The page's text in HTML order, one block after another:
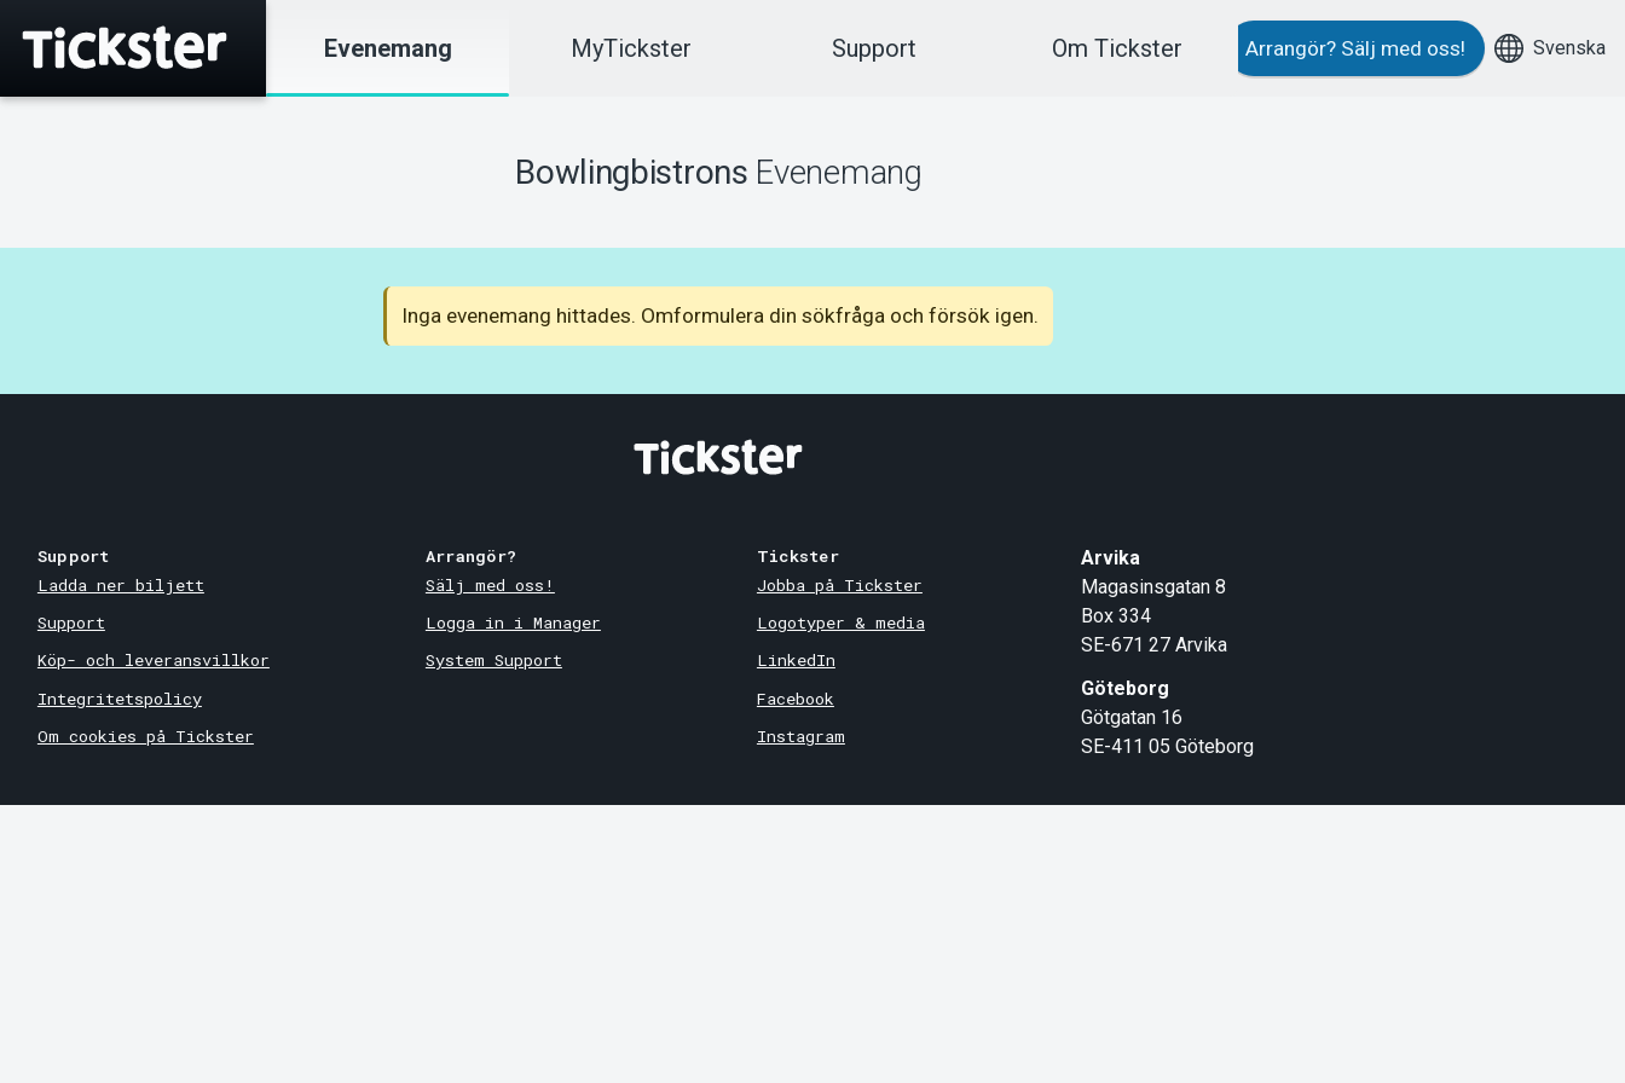
Evenemang MyTickster Support Om Tickster Arrangör? Sälj med oss! Svenska
Bowlingbistrons Evenemang
Inga evenemang hittades. Omformulera din sökfråga och försök igen.
Support
Ladda ner biljett
Support
Köp- och leveransvillkor
Integritetspolicy
Om cookies på Tickster
Arrangör?
Sälj med oss!
Logga in i Manager
System Support
Tickster
Jobba på Tickster
Logotyper & media
LinkedIn
Facebook
Instagram
Arvika
Magasinsgatan 8
Box 334
SE-671 27 Arvika
Göteborg
Götgatan 16
SE-411 05 Göteborg